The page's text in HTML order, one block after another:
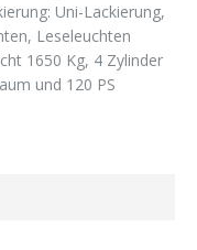
Uni-Lackierung,
Leseleuchten
1650 Kg, 4 Zylinder
und 120 PS